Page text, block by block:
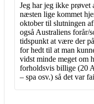
Jeg har jeg ikke
næsten lige kommet
oktober til slutningen
også Australiens forår/
tidspunkt at være der
for hedt til at man
vidst minde meget om
forholdsvis billige (20
– spa osv.) så det var